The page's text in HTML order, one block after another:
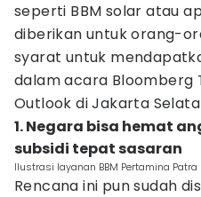
seperti BBM solar atau
diberikan untuk orang-
syarat untuk
dalam acara Bloomberg
Outlook di Jakarta
1. Negara bisa hemat
subsidi tepat sasaran
Ilustrasi layanan BBM Pertamina
Rencana ini pun sudah